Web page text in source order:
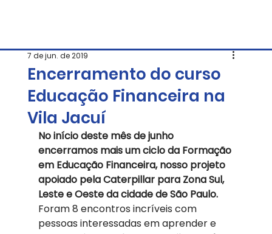
Encerramento do curso
Educação Financeira na
Vila Jacuí
7 de jun. de 2019
No início deste mês de junho
encerramos mais um ciclo da Formação
em Educação Financeira, nosso projeto
apoiado pela Caterpillar para Zona Sul,
Leste e Oeste da cidade de São Paulo.
Foram 8 encontros incríveis com
pessoas interessadas em aprender e